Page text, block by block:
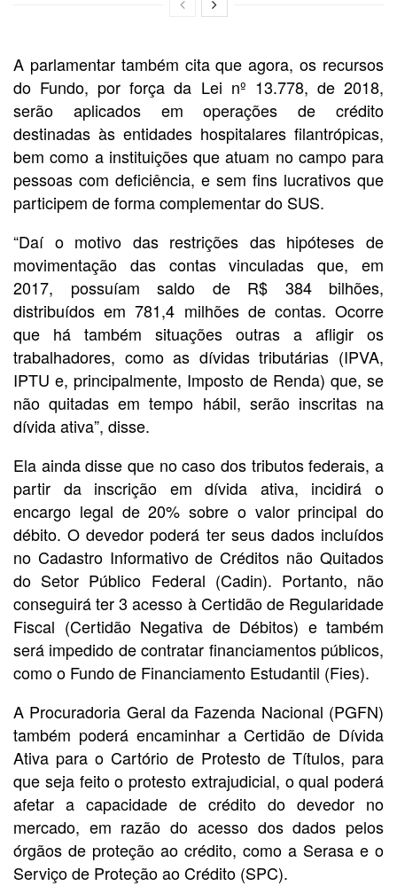
A parlamentar também cita que agora, os recursos
do Fundo, por força da Lei nº 13.778, de 2018,
serão aplicados em operações de crédito
destinadas às entidades hospitalares filantrópicas,
bem como a instituições que atuam no campo para
pessoas com deficiência, e sem fins lucrativos que
participem de forma complementar do SUS.
“Daí o motivo das restrições das hipóteses de
movimentação das contas vinculadas que, em
2017, possuíam saldo de R$ 384 bilhões,
distribuídos em 781,4 milhões de contas. Ocorre
que há também situações outras a afligir os
trabalhadores, como as dívidas tributárias (IPVA,
IPTU e, principalmente, Imposto de Renda) que, se
não quitadas em tempo hábil, serão inscritas na
dívida ativa”, disse.
Ela ainda disse que no caso dos tributos federais, a
partir da inscrição em dívida ativa, incidirá o
encargo legal de 20% sobre o valor principal do
débito. O devedor poderá ter seus dados incluídos
no Cadastro Informativo de Créditos não Quitados
do Setor Público Federal (Cadin). Portanto, não
conseguirá ter 3 acesso à Certidão de Regularidade
Fiscal (Certidão Negativa de Débitos) e também
será impedido de contratar financiamentos públicos,
como o Fundo de Financiamento Estudantil (Fies).
A Procuradoria Geral da Fazenda Nacional (PGFN)
também poderá encaminhar a Certidão de Dívida
Ativa para o Cartório de Protesto de Títulos, para
que seja feito o protesto extrajudicial, o qual poderá
afetar a capacidade de crédito do devedor no
mercado, em razão do acesso dos dados pelos
órgãos de proteção ao crédito, como a Serasa e o
Serviço de Proteção ao Crédito (SPC).